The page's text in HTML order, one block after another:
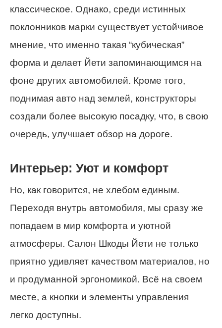
классическое. Однако, среди истинных
поклонников марки существует устойчивое
мнение, что именно такая “кубическая”
форма и делает Йети запоминающимся на
фоне других автомобилей. Кроме того,
поднимая авто над землей, конструкторы
создали более высокую посадку, что, в свою
очередь, улучшает обзор на дороге.
Интерьер: Уют и комфорт
Но, как говорится, не хлебом единым.
Переходя внутрь автомобиля, мы сразу же
попадаем в мир комфорта и уютной
атмосферы. Салон Шкоды Йети не только
приятно удивляет качеством материалов, но
и продуманной эргономикой. Всё на своем
месте, а кнопки и элементы управления
легко доступны.